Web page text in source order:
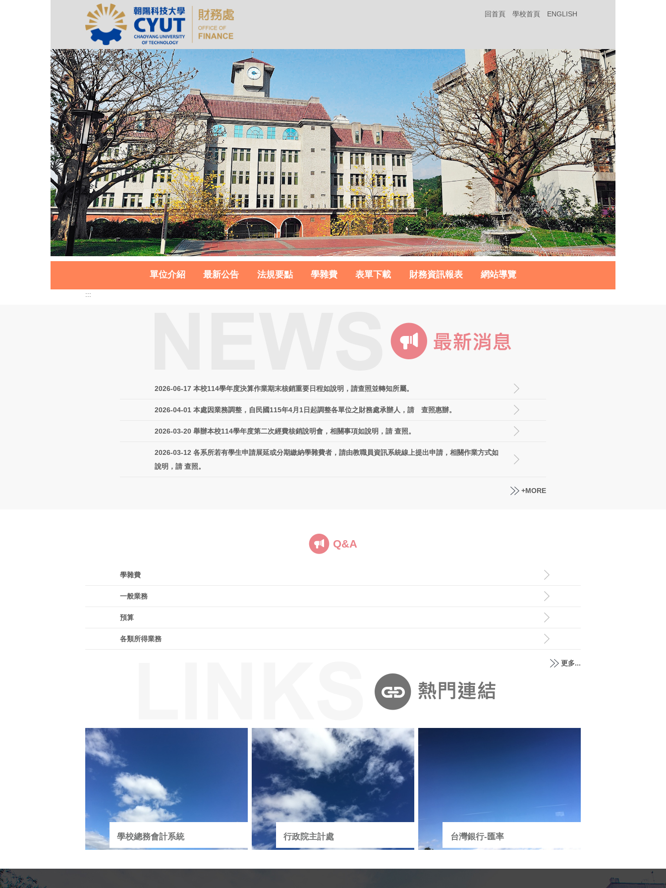
回首頁 學校首頁 ENGLISH
單位介紹 最新公告 法規要點 學雜費 表單下載 財務資訊報表 網站導覽
:::
2026-06-17 本校114學年度決算作業期末核銷重要日程如說明，請查照並轉知所屬。
2026-04-01 本處因業務調整，自民國115年4月1日起調整各單位之財務處承辦人，請 查照惠辦。
2026-03-20 舉辦本校114學年度第二次經費核銷說明會，相關事項如說明，請 查照。
2026-03-12 各系所若有學生申請展延或分期繳納學雜費者，請由教職員資訊系統線上提出申請，相關作業方式如
說明，請 查照。
+MORE
Q&A
學雜費
一般業務
預算
各類所得業務
更多...
學校總務會計系統 行政院主計處 台灣銀行-匯率